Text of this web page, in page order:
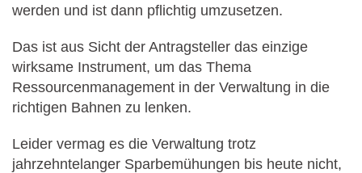
werden und ist dann pflichtig umzusetzen.
Das ist aus Sicht der Antragsteller das einzige
wirksame Instrument, um das Thema
Ressourcenmanagement in der Verwaltung in die
richtigen Bahnen zu lenken.
Leider vermag es die Verwaltung trotz
jahrzehntelanger Sparbemühungen bis heute nicht,